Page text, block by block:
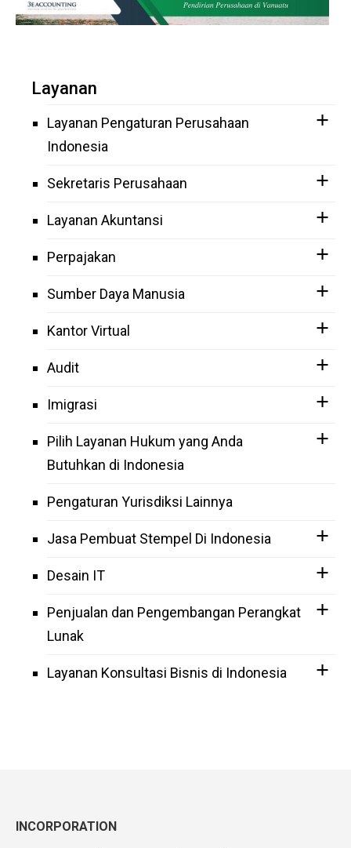
Layanan
Layanan Pengaturan Perusahaan
Indonesia
Sekretaris Perusahaan
Layanan Akuntansi
Perpajakan
Sumber Daya Manusia
Kantor Virtual
Audit
Imigrasi
Pilih Layanan Hukum yang Anda
Butuhkan di Indonesia
Pengaturan Yurisdiksi Lainnya
Jasa Pembuat Stempel Di Indonesia
Desain IT
Penjualan dan Pengembangan Perangkat
Lunak
Layanan Konsultasi Bisnis di Indonesia
INCORPORATION